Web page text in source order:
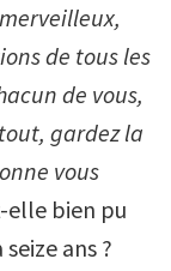
de tous les
de vous,
gardez la
vous
elle bien pu
ans ?